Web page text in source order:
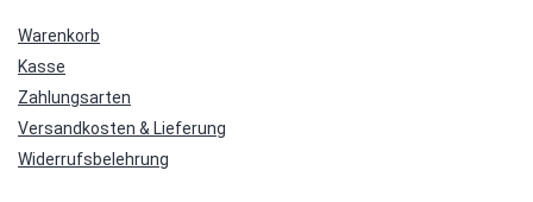
Warenkorb
Kasse
Zahlungsarten
Versandkosten & Lieferung
Widerrufsbelehrung